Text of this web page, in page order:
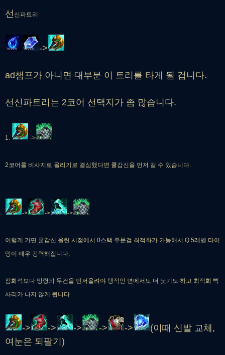
선 신파트리
->
ad챔프가 아니면 대부분 이 트리를 타게 될 겁니다.
선신파트리는 2코어 선택지가 좀 많습니다.
1. ->
2코어를 비사지로 올리기로 결심했다면 쿨감신을 먼저 갈 수 있습니다.
-> -> ->
이렇게 가면 쿨감신 올린 시점에서 0스택 주문검 최적화가 가능해서 Q 5레벨 타이
밍이 매우 강력해집니다.
점화석보다 망령의 두건을 먼저올려야 탱적인 면에서도 더 낫기도 하고 최적화 삑
사리가 나지 않게 됩니다
-> -> -> -> ->
(이때 신발 교체,
여눈은 되팔기)